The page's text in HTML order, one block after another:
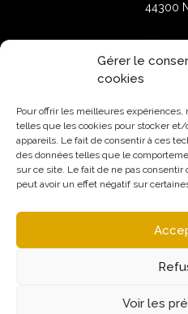
Gérer le
cookies
Pour offrir les meilleures
telles que les cookies pour stocker
appareils. Le fait de consentir à ces
des données telles que le
sur ce site. Le fait de ne pas
peut avoir un effet négatif sur
Voir les
44300
9 Rue
35400
Mentions légales